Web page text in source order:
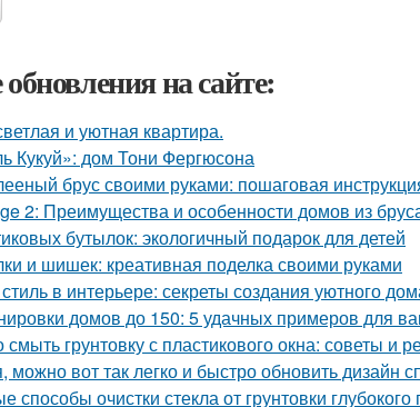
на сайте:
и уютная квартира.
Кукуй»: дом Тони Фергюсона
брус своими руками: пошаговая
2: Преимущества и особенности домов из
бутылок: экологичный подарок для детей
и шишек: креативная поделка своими руками
в интерьере: секреты создания уютного
домов до 150: 5 удачных примеров для
смыть грунтовку с пластикового окна: советы и
можно вот так легко и быстро обновить дизайн
очистки стекла от грунтовки